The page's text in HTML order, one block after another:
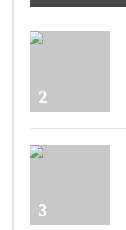
2
3